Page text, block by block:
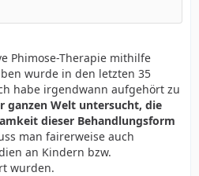
Phimose-Therapie mithilfe
wurde in den letzten 35
habe irgendwann aufgehört zu
ganzen Welt untersucht, die
dieser Behandlungsform
man fairerweise auch
an Kindern bzw.
wurden.